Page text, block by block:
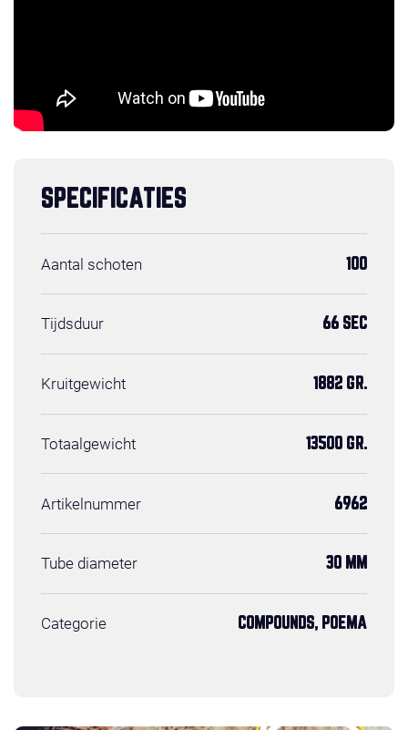
SPECIFICATIES
Aantal schoten 100
Tijdsduur 66 SEC
Kruitgewicht 1882 GR.
Totaalgewicht 13500 GR.
Artikelnummer 6962
Tube diameter 30 MM
Categorie COMPOUNDS, POEMA